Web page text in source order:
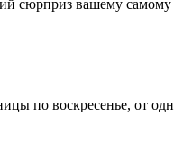
сюрприз вашему самому
по воскресенье, от